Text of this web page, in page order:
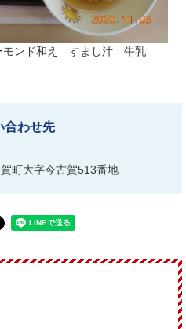
ンド和え すまし汁 牛乳
合わせ先
町大字今古賀513番地